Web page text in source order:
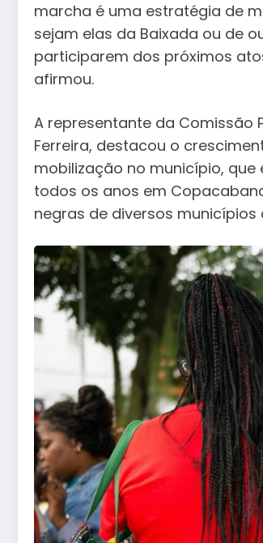
marcha é uma estratégia de
sejam elas da Baixada ou de
participarem dos próximos
afirmou.
A representante da Comissão
Ferreira, destacou o
mobilização no município,
todos os anos em
negras de diversos municípios